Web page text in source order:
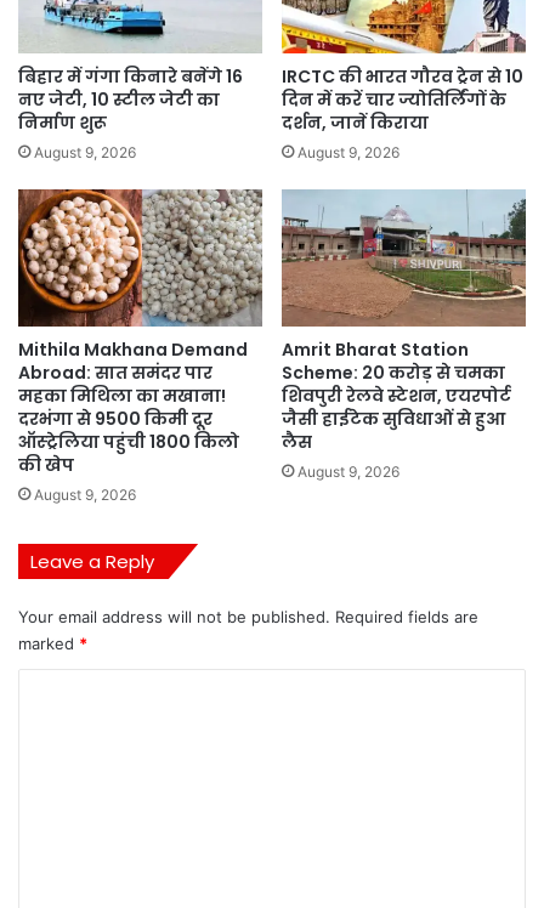
बिहार में गंगा किनारे बनेंगे 16
नए जेटी, 10 स्टील जेटी का
निर्माण शुरू
August 9, 2026
IRCTC की भारत गौरव ट्रेन से 10
दिन में करें चार ज्योतिर्लिंगों के
दर्शन, जानें किराया
August 9, 2026
Mithila Makhana Demand
Abroad: सात समंदर पार
महका मिथिला का मखाना!
दरभंगा से 9500 किमी दूर
ऑस्ट्रेलिया पहुंची 1800 किलो
की खेप
August 9, 2026
Amrit Bharat Station
Scheme: 20 करोड़ से चमका
शिवपुरी रेलवे स्टेशन, एयरपोर्ट
जैसी हाईटेक सुविधाओं से हुआ
लैस
August 9, 2026
Leave a Reply
Your email address will not be published. Required fields are
marked *